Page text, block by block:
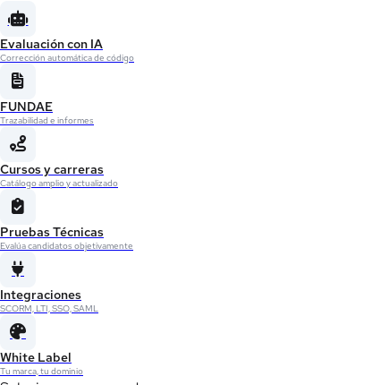
Evaluación con IA
Corrección automática de código
FUNDAE
Trazabilidad e informes
Cursos y carreras
Catálogo amplio y actualizado
Pruebas Técnicas
Evalúa candidatos objetivamente
Integraciones
SCORM, LTI, SSO, SAML
White Label
Tu marca, tu dominio